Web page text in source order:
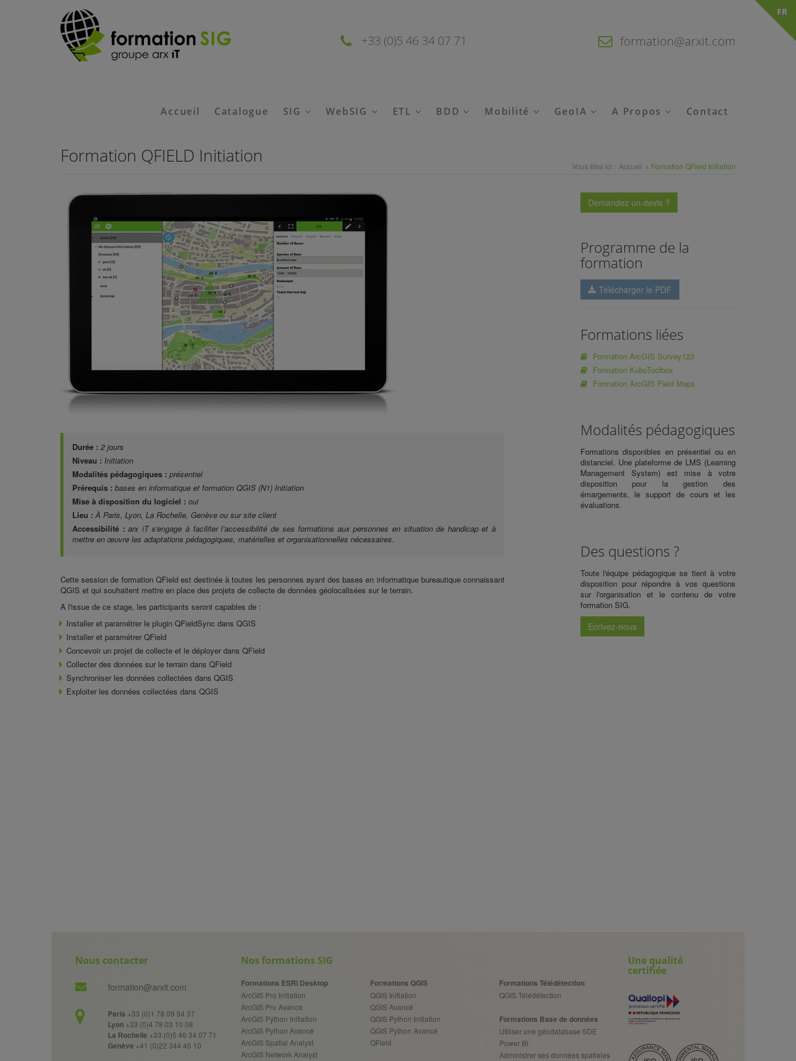
FR
+33 (0)5 46 34 07 71 formation@arxit.com
Accueil Catalogue SIG WebSIG ETL BDD Mobilité GeoIA A Propos Contact
Formation QFIELD Initiation Vous êtes ici : Accueil Formation QField Initiation
Durée : 2 jours
Niveau : Initiation
Modalités pédagogiques : présentiel
Prérequis : bases en informatique et formation QGIS (N1) Initiation
Mise à disposition du logiciel : oui
Lieu : À Paris, Lyon, La Rochelle, Genève ou sur site client
Accessibilité : arx iT s'engage à faciliter l’accessibilité de ses formations aux personnes en situation de handicap et à
mettre en œuvre les adaptations pédagogiques, matérielles et organisationnelles nécessaires.
Cette session de formation QFieldest destinée à toutes les personnes ayant des bases en informatique bureautique connaissant
QGIS et qui souhaitent mettre en place des projets de collecte de données géolocalisées sur le terrain.
A l'issue de ce stage, les participants seront capables de :
Installer et paramétrer le plugin QFieldSync dans QGIS
Installer et paramétrer QField
Concevoir un projet de collecte et le déployer dans QField
Collecter des données sur le terrain dans QField
Synchroniser les données collectées dans QGIS
Exploiter les données collectées dans QGIS
Demandez un devis ?
Programme de la
formation
Télécharger le PDF
Formations liées
Formation ArcGIS Survey123
Formation KoboToolbox
Formation ArcGIS Field Maps
Modalités pédagogiques
Formations disponibles en présentiel ou en
distanciel. Une plateforme de LMS (Learning
Management System) est mise à votre
disposition pour la gestion des
émargements, le support de cours et les
évaluations.
Des questions ?
Toute l'équipe pédagogique se tient à votre
disposition pour répondre à vos questions
sur l'organisation et le contenu de votre
formation SIG.
Ecrivez-nous
Nous contacter
formation@arxit.com
Paris +33 (0)1 78 09 94 37
Lyon +33 (0)4 78 03 10 08
La Rochelle +33 (0)5 46 34 07 71
Genève +41 (0)22 344 45 10
Nos formations SIG
Formations ESRI Desktop
ArcGIS Pro Initiation
ArcGIS Pro Avancé
ArcGIS Python Initiation
ArcGIS Python Avancé
ArcGIS Spatial Analyst
ArcGIS Network Analyst
Formations QGIS
QGIS Initiation
QGIS Avancé
QGIS Python Initiation
QGIS Python Avancé
QField
Formations Télédétection
QGIS Télédétection
Formations Base de données
Utiliser une géodatabase SDE
Power BI
Administrer ses données spatiales
Une qualité
certifiée